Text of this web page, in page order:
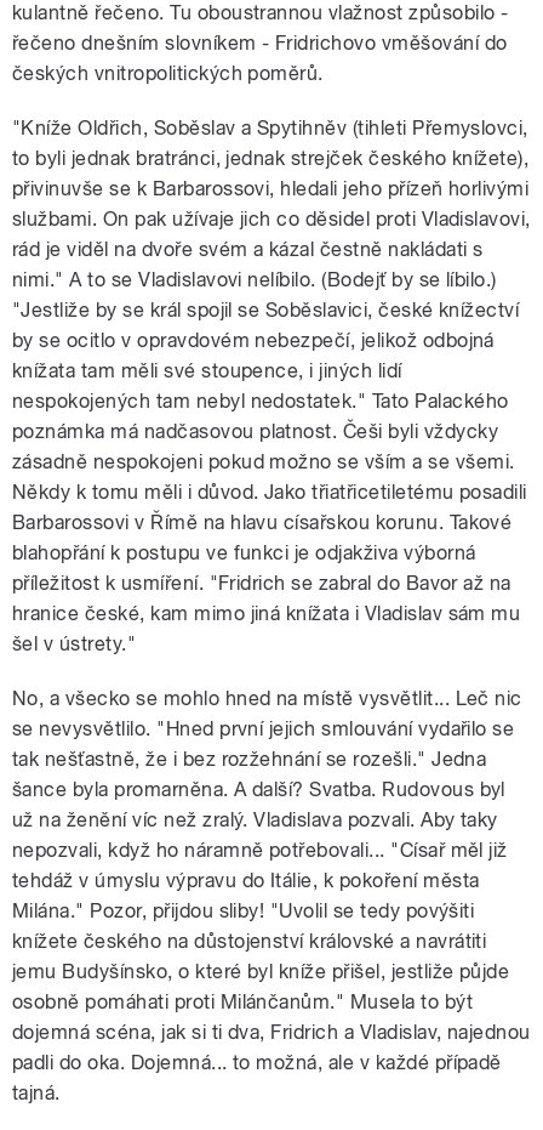
kulantně řečeno. Tu oboustrannou vlažnost způsobilo -
řečeno dnešním slovníkem - Fridrichovo vměšování do
českých vnitropolitických poměrů.
"Kníže Oldřich, Soběslav a Spytihněv (tihleti Přemyslovci,
to byli jednak bratránci, jednak strejček českého knížete),
přivinuvše se k Barbarossovi, hledali jeho přízeň horlivými
službami. On pak užívaje jich co děsidel proti Vladislavovi,
rád je viděl na dvoře svém a kázal čestně nakládati s
nimi." A to se Vladislavovi nelíbilo. (Bodejť by se líbilo.)
"Jestliže by se král spojil se Soběslavici, české knížectví
by se ocitlo v opravdovém nebezpečí, jelikož odbojná
knížata tam měli své stoupence, i jiných lidí
nespokojených tam nebyl nedostatek." Tato Palackého
poznámka má nadčasovou platnost. Češi byli vždycky
zásadně nespokojeni pokud možno se vším a se všemi.
Někdy k tomu měli i důvod. Jako třiatřicetiletému posadili
Barbarossovi v Římě na hlavu císařskou korunu. Takové
blahopřání k postupu ve funkci je odjakživa výborná
příležitost k usmíření. "Fridrich se zabral do Bavor až na
hranice české, kam mimo jiná knížata i Vladislav sám mu
šel v ústrety."
No, a všecko se mohlo hned na místě vysvětlit... Leč nic
se nevysvětlilo. "Hned první jejich smlouvání vydařilo se
tak nešťastně, že i bez rozžehnání se rozešli." Jedna
šance byla promarněna. A další? Svatba. Rudovous byl
už na ženění víc než zralý. Vladislava pozvali. Aby taky
nepozvali, když ho náramně potřebovali... "Císař měl již
tehdáž v úmyslu výpravu do Itálie, k pokoření města
Milána." Pozor, přijdou sliby! "Uvolil se tedy povýšiti
knížete českého na důstojenství královské a navrátiti
jemu Budyšínsko, o které byl kníže přišel, jestliže půjde
osobně pomáhati proti Milánčanům." Musela to být
dojemná scéna, jak si ti dva, Fridrich a Vladislav, najednou
padli do oka. Dojemná... to možná, ale v každé případě
tajná.